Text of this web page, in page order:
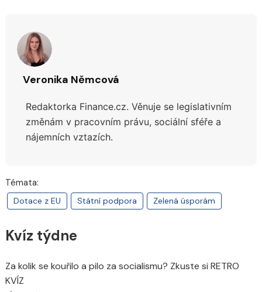
Veronika Němcová
Redaktorka Finance.cz. Věnuje se legislativním
změnám v pracovním právu, sociální sféře a
nájemních vztazích.
Témata:
Dotace z EU Státní podpora Zelená úsporám
Kvíz týdne
Za kolik se kouřilo a pilo za socialismu? Zkuste si RETRO
KVÍZ